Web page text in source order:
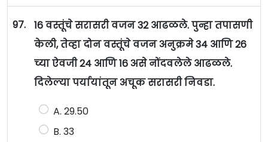
97.
16 वस्तूंचे सरासरी वजन 32 आढळले. पुन्हा तपासणी
केली, तेव्हा दोन वस्तूंचे वजन अनुक्रमे 34 आणि 26
च्या ऐवजी 24 आणि 16 असे नोंदवलेले आढळले.
दिलेल्या पर्यायांतून अचूक सरासरी निवडा.
A. 29.50
B. 33